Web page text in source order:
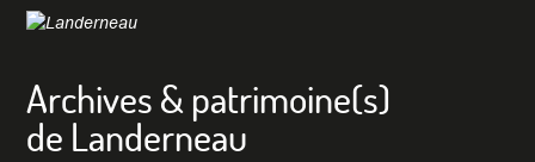
Archives & patrimoine(s)
de Landerneau